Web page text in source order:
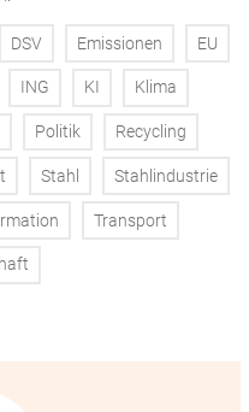
DSV Emissionen EU
ING KI Klima
Politik Recycling
Stahl Stahlindustrie
Transport